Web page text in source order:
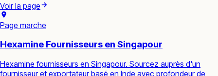
Voir la page
Page marche
Hexamine Fournisseurs en Singapour
Hexamine fournisseurs en Singapour. Sourcez auprès d'un
fournisseur et exportateur basé en Inde avec profondeur de